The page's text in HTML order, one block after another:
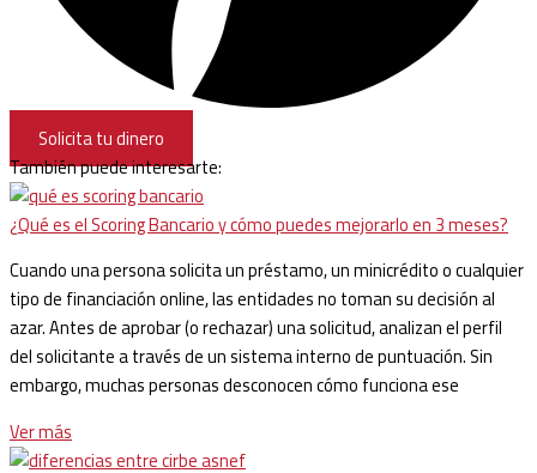
Solicita tu dinero
También puede interesarte:
¿Qué es el Scoring Bancario y cómo puedes mejorarlo en 3 meses?
Cuando una persona solicita un préstamo, un minicrédito o cualquier
tipo de financiación online, las entidades no toman su decisión al
azar. Antes de aprobar (o rechazar) una solicitud, analizan el perfil
del solicitante a través de un sistema interno de puntuación. Sin
embargo, muchas personas desconocen cómo funciona ese
Ver más